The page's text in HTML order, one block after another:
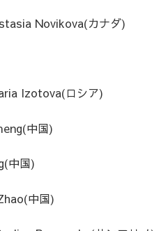
Novikova(カナダ)
Izotova(ロシア)
中国)
中国)
中国)